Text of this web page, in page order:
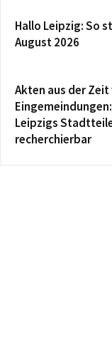
Hallo Leipzig: So
August 2026
Akten aus der Zeit
Leipzigs
recherchierbar